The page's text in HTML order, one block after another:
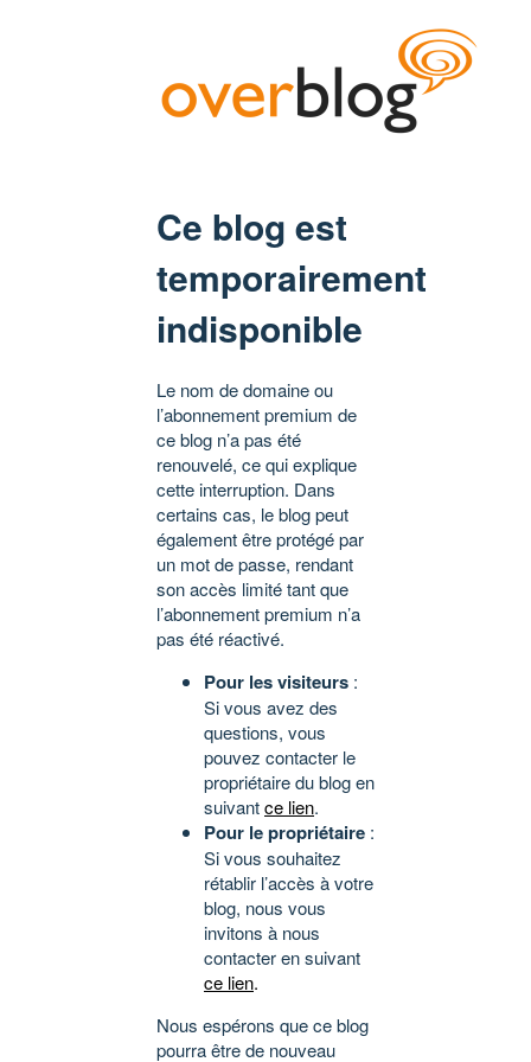
Ce blog est
temporairement
indisponible
Le nom de domaine ou
l’abonnement premium de
ce blog n’a pas été
renouvelé, ce qui explique
cette interruption. Dans
certains cas, le blog peut
également être protégé par
un mot de passe, rendant
son accès limité tant que
l’abonnement premium n’a
pas été réactivé.
Pour les visiteurs :
Si vous avez des
questions, vous
pouvez contacter le
propriétaire du blog en
suivantce lien.
Pour le propriétaire :
Si vous souhaitez
rétablir l’accès à votre
blog, nous vous
invitons à nous
contacter en suivant
ce lien.
Nous espérons que ce blog
pourra être de nouveau